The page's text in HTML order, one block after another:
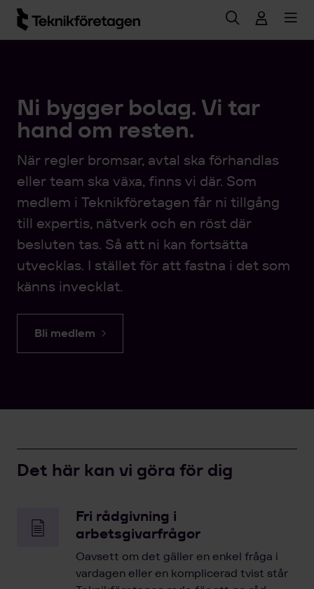
Hoppa till huvudinnehåll
Ni bygger bolag. Vi tar
hand om resten.
När regler bromsar, avtal ska förhandlas
eller team ska växa, finns vi där. Som
medlem i Teknikföretagen får ni tillgång
till expertis, nätverk och en röst där
besluten tas. Så att ni kan fortsätta
utvecklas. I stället för att fastna i det som
känns invecklat.
Bli medlem
Det här kan vi göra för dig
Fri rådgivning i
arbetsgivarfrågor
Oavsett om det gäller en enkel fråga i
vardagen eller en komplicerad tvist står